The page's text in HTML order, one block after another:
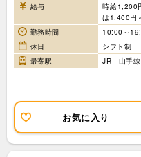
給与
時給1,200
は1,400円
勤務時間
10:00～
休日
シフト制
最寄駅
JR 山手
お気に入り